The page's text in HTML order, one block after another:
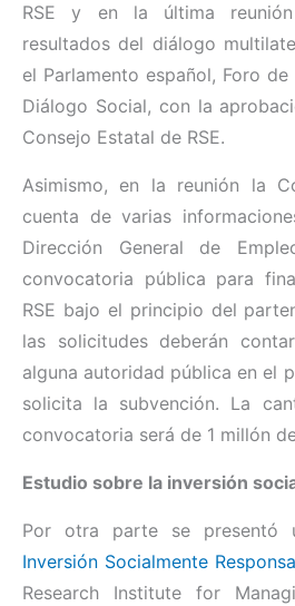
RSE y en la última
resultados del diálogo
el Parlamento español, Foro
Diálogo Social, con la
Consejo Estatal de RSE.
Asimismo, en la reunión la
cuenta de varias
Dirección General de
convocatoria pública para
RSE bajo el principio del
las solicitudes deberán
alguna autoridad pública en el
solicita la subvención. La
convocatoria será de 1 millón
Estudio sobre la inversión
Por otra parte se presentó
Inversión Socialmente
Research Institute for